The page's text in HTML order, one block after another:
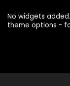
No widgets
theme options -